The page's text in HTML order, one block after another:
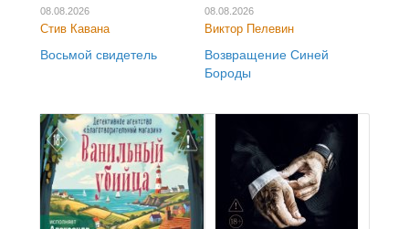
08.08.2026
Стив Кавана
Восьмой свидетель
08.08.2026
Виктор Пелевин
Возвращение Синей
Бороды